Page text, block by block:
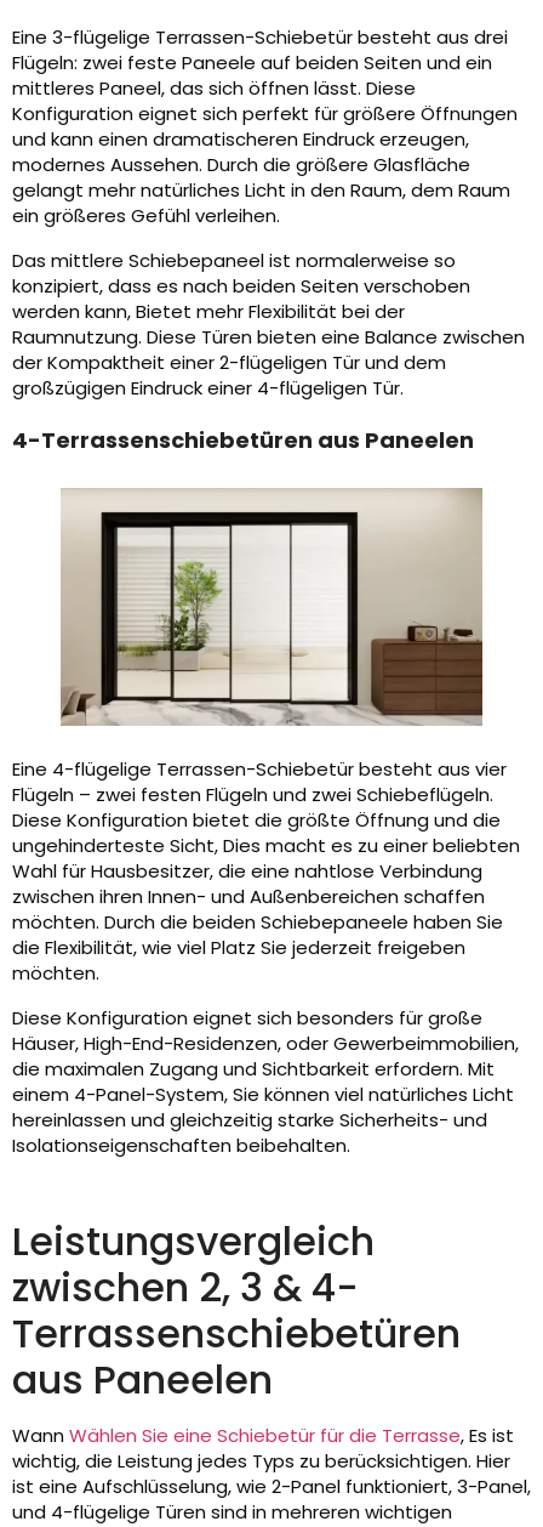
Eine 3-flügelige Terrassen-Schiebetür besteht aus drei
Flügeln: zwei feste Paneele auf beiden Seiten und ein
mittleres Paneel, das sich öffnen lässt. Diese
Konfiguration eignet sich perfekt für größere Öffnungen
und kann einen dramatischeren Eindruck erzeugen,
modernes Aussehen. Durch die größere Glasfläche
gelangt mehr natürliches Licht in den Raum, dem Raum
ein größeres Gefühl verleihen.
Das mittlere Schiebepaneel ist normalerweise so
konzipiert, dass es nach beiden Seiten verschoben
werden kann, Bietet mehr Flexibilität bei der
Raumnutzung. Diese Türen bieten eine Balance zwischen
der Kompaktheit einer 2-flügeligen Tür und dem
großzügigen Eindruck einer 4-flügeligen Tür.
4-Terrassenschiebetüren aus Paneelen
Eine 4-flügelige Terrassen-Schiebetür besteht aus vier
Flügeln – zwei festen Flügeln und zwei Schiebeflügeln.
Diese Konfiguration bietet die größte Öffnung und die
ungehinderteste Sicht, Dies macht es zu einer beliebten
Wahl für Hausbesitzer, die eine nahtlose Verbindung
zwischen ihren Innen- und Außenbereichen schaffen
möchten. Durch die beiden Schiebepaneele haben Sie
die Flexibilität, wie viel Platz Sie jederzeit freigeben
möchten.
Diese Konfiguration eignet sich besonders für große
Häuser, High-End-Residenzen, oder Gewerbeimmobilien,
die maximalen Zugang und Sichtbarkeit erfordern. Mit
einem 4-Panel-System, Sie können viel natürliches Licht
hereinlassen und gleichzeitig starke Sicherheits- und
Isolationseigenschaften beibehalten.
Leistungsvergleich
zwischen 2, 3 & 4-
Terrassenschiebetüren
aus Paneelen
Wann Wählen Sie eine Schiebetür für die Terrasse, Es ist
wichtig, die Leistung jedes Typs zu berücksichtigen. Hier
ist eine Aufschlüsselung, wie 2-Panel funktioniert, 3-Panel,
und 4-flügelige Türen sind in mehreren wichtigen